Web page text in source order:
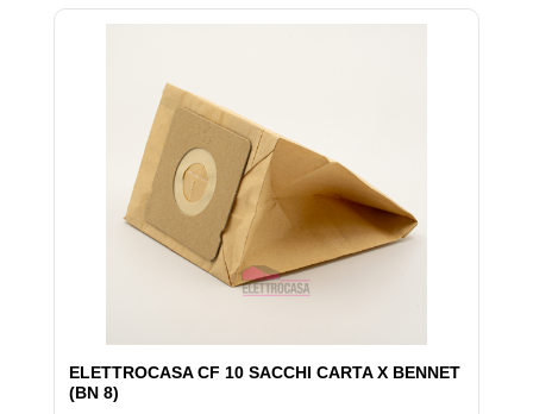
ELETTROCASA CF 10 SACCHI CARTA X BENNET
(BN 8)